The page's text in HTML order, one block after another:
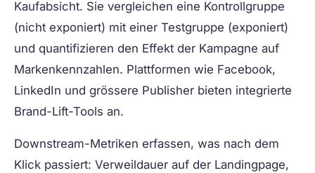
Kaufabsicht. Sie vergleichen eine Kontrollgruppe
(nicht exponiert) mit einer Testgruppe (exponiert)
und quantifizieren den Effekt der Kampagne auf
Markenkennzahlen. Plattformen wie Facebook,
LinkedIn und grössere Publisher bieten integrierte
Brand-Lift-Tools an.
Downstream-Metriken erfassen, was nach dem
Klick passiert: Verweildauer auf der Landingpage,